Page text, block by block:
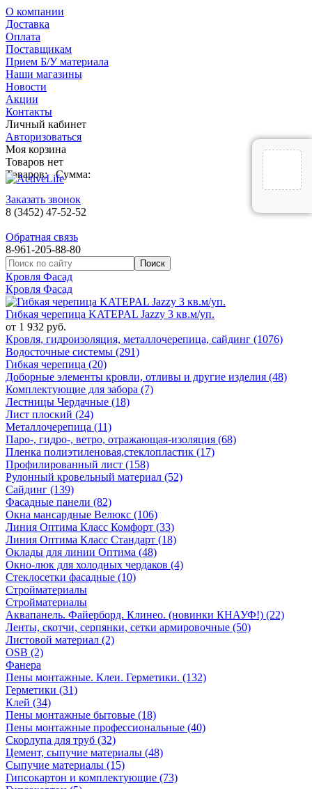
О компании
Доставка
Оплата
Поставщикам
Прием Б/У материала
Наши магазины
Новости
Акции
Контакты
Личный кабинет
Авторизоваться
Моя корзина
Товаров нет
Товаров: Сумма:
Заказать звонок
8 (3452) 47-52-52
Обратная связь
8-961-205-88-80
Кровля Фасад
Кровля Фасад
Гибкая черепица KATEPAL Jazzy 3 кв.м/уп.
от 1 932 руб.
Кровля, гидроизоляция, металлочерепица, сайдинг (1076)
Водосточные системы (291)
Гибкая черепица (20)
Доборные элементы кровли, отливы и другие изделия (48)
Комплектующие для забора (7)
Лестницы Чердачные (18)
Лист плоский (24)
Металлочерепица (11)
Паро-, гидро-, ветро, отражающая-изоляция (68)
Пленка полиэтиленовая,стеклопластик (17)
Профилированный лист (158)
Рулонный кровельный материал (52)
Сайдинг (139)
Фасадные панели (82)
Окна мансардные Велюкс (106)
Линия Оптима Класс Комфорт (33)
Линия Оптима Класс Стандарт (18)
Оклады для линии Оптима (48)
Окно-люк для холодных чердаков (4)
Стеклосетки фасадные (10)
Стройматериалы
Стройматериалы
Аквапанель. Файерборд. Клинео. (новинки КНАУФ!) (22)
Ленты, скотчи, серпянки, сетки армировочные (50)
Листовой материал (2)
OSB (2)
Фанера
Пены монтажные. Клеи. Герметики. (132)
Герметики (31)
Клей (34)
Пены монтажные бытовые (18)
Пены монтажные профессиональные (40)
Скорлупа для труб (32)
Цемент, сыпучие материалы (48)
Сыпучие материалы (15)
Гипсокартон и комплектующие (73)